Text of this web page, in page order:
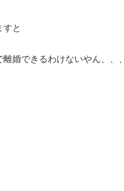
と
婚できるわけないやん、、